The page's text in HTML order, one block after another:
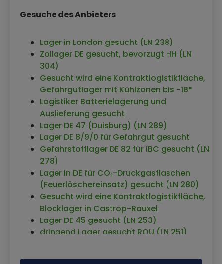
Kontraktlogistik Braunschweig
Kontraktlogistik Ansbach
Kontraktlogistikfläche Sottrum
Kontraktlogistikfläche in Berlin
Kontraktlogistikfläche in Antwerpen
(Belgien)
Kontraktlogistik in 38121 Spini di Gardolo
(Italien)
Kontraktlogistikfläche in Leverkusen
Kontraktlogistik in 84437 Reichertsheim
mit 14.000 qm
Kontraktlogistik in Kabelsketal
Kontraktlogistikfläche in Kronau
Kontraktlogistikfläche in Neumünster
Kontraktlogistik in Remscheid
Kontraktlogistik in Leingarten
Kontraktlogistik in 91154 Roth Freilager mit
32.000 qm
Gesuche des Anbieters
Lager in London gesucht (LN 238)
Zollager DE gesucht, bevorzugt HH (LN
304)
Gesucht wird eine Kontraktlogistikfläche,
Gefahrgutlager mit Kühlzonen bis -18°
Logistiker Batterielagerung und
Auslieferung gesucht
Lager DE 47 (Duisburg) (LN 289)
Lager DE 8/9/0 für Gefahrgut gesucht
Gefahrstofflager DE 82 für IBC gesucht (LN
278)
Lager in DE für CO₂-Druckgasflaschen
(Feuerlöschereinsatz) gesucht (LN 280)
Gesucht wird eine Kontraktlogistikfläche,
Blocklager in Castrop-Rauxel
Lager DE 45 gesucht (LN 253)
dringend Lager gesucht ROU (LN 251)